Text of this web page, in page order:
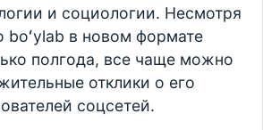
и социологии. Несмотря
boʻylab в новом формате
полгода, все чаще можно
отклики о его
соцсетей.